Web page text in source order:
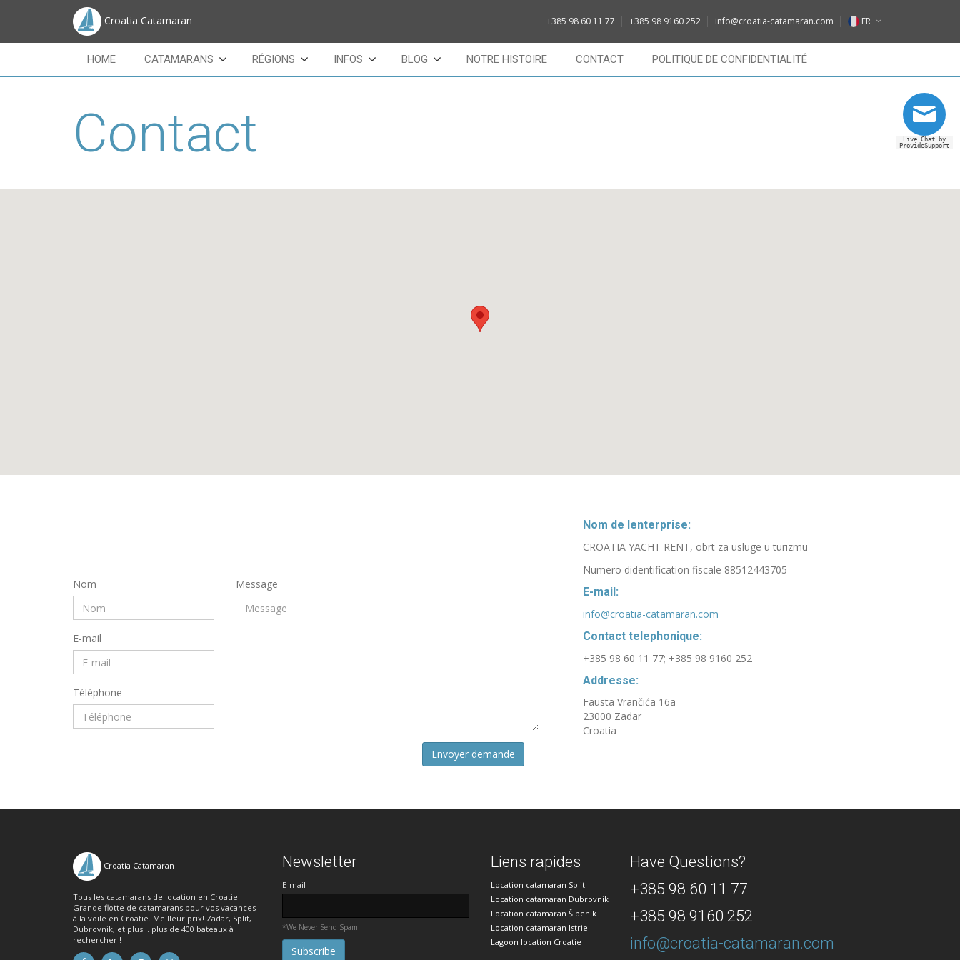
Croatia Catamaran +385 98 60 11 77 +385 98 9160 252 info@croatia-catamaran.com FR
HOME CATAMARANS RÉGIONS INFOS BLOG NOTRE HISTOIRE CONTACT POLITIQUE DE CONFIDENTIALITÉ
Contact
Nom
E-mail
Téléphone
Message
Envoyer demande
Nom de lenterprise:
CROATIA YACHT RENT, obrt za usluge u turizmu
Numero didentification fiscale 88512443705
E-mail:
info@croatia-catamaran.com
Contact telephonique:
+385 98 60 11 77; +385 98 9160 252
Addresse:
Fausta Vrančića 16a
23000 Zadar
Croatia
Croatia Catamaran
Tous les catamarans de location en Croatie.
Grande flotte de catamarans pour vos vacances
à la voile en Croatie. Meilleur prix! Zadar, Split,
Dubrovnik, et plus... plus de 400 bateaux à
rechercher !
Newsletter
E-mail
*We Never Send Spam
Liens rapides
Location catamaran Split
Location catamaran Dubrovnik
Location catamaran Šibenik
Location catamaran Istrie
Lagoon location Croatie
Have Questions?
+385 98 60 11 77
+385 98 9160 252
info@croatia-catamaran.com
Live Chat by
ProvideSupport